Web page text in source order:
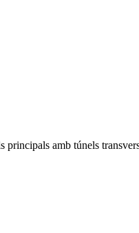
principals amb túnels